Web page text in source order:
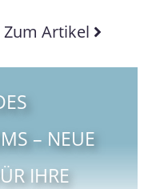
Zum Artikel
– NEUE
IHRE